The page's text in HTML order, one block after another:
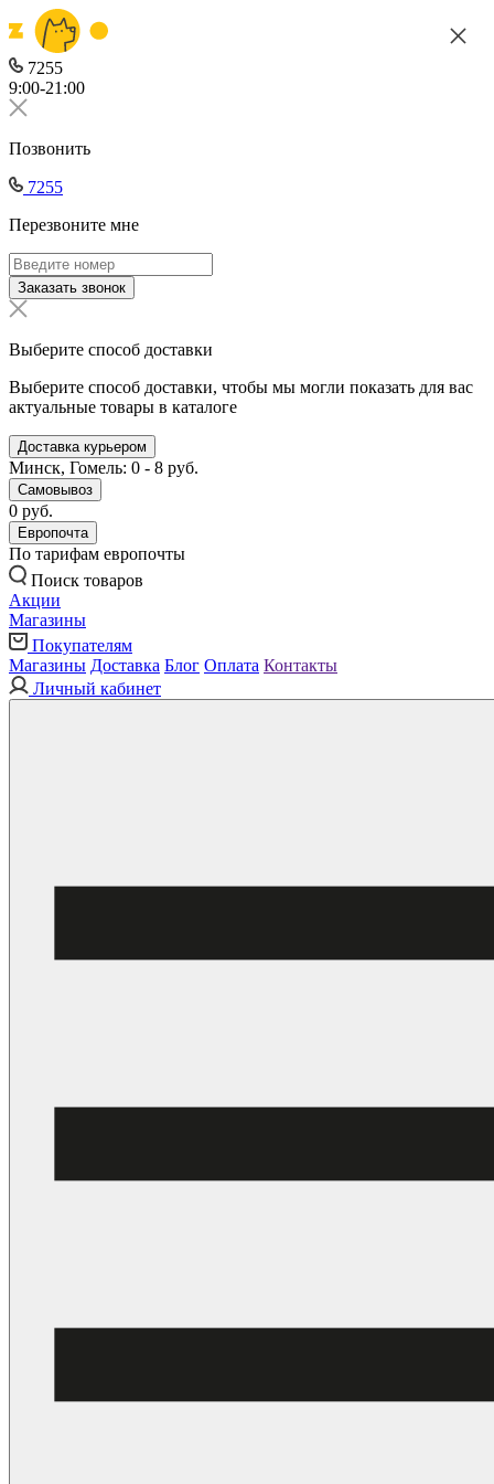
7255
9:00-21:00
Позвонить
7255
Перезвоните мне
Заказать звонок
Выберите способ доставки
Выберите способ доставки, чтобы мы могли показать для вас
актуальные товары в каталоге
Доставка курьером
Минск, Гомель: 0 - 8 руб.
Самовывоз
0 руб.
Европочта
По тарифам европочты
Поиск товаров
Акции
Магазины
Покупателям
Магазины Доставка Блог Оплата Контакты
Личный кабинет